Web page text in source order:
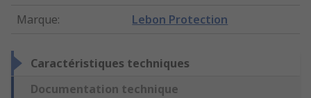
Marque: Lebon Protection
Caractéristiques techniques
Documentation technique